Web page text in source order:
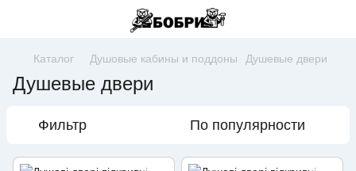
Каталог Душовые кабины и поддоны Душевые двери
Душевые двери
Фильтр По популярности